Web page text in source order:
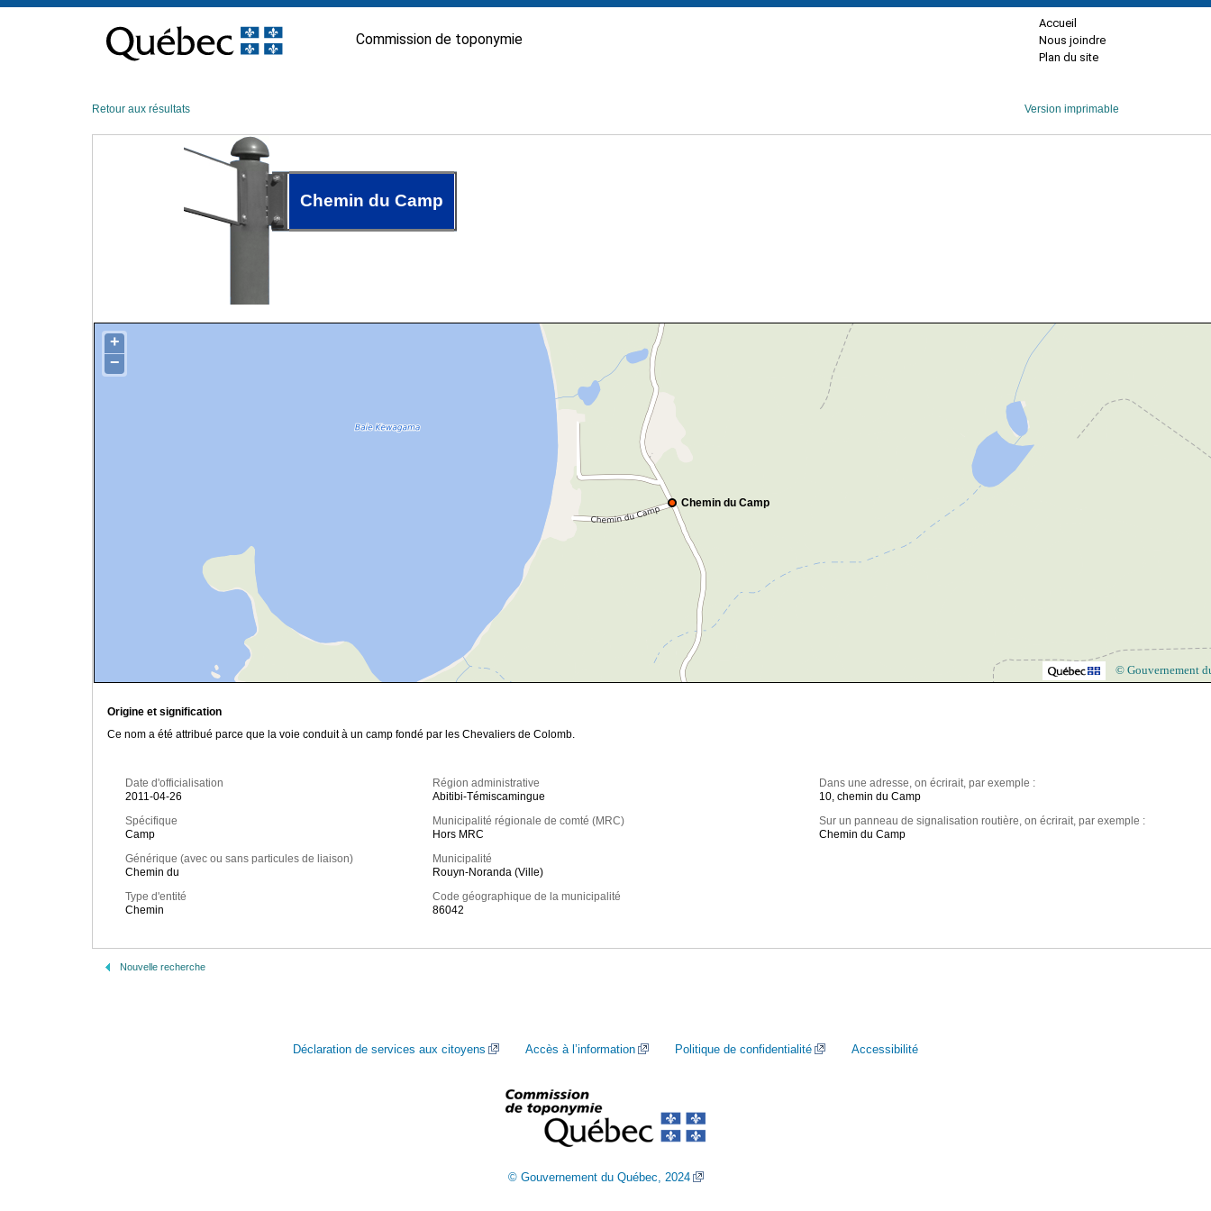
contenu
Commission de toponymie
Accueil
Nous joindre
Plan du site
Retour aux résultats Version imprimable
Chemin du Camp
Chemin du Camp
+
−
© Gouvernement
Origine et signification
Ce nom a été attribué parce que la voie conduit à un camp fondé par les Chevaliers de Colomb.
Date d'officialisation
2011-04-26
Spécifique
Camp
Générique (avec ou sans particules de liaison)
Chemin du
Type d'entité
Chemin
Région administrative
Abitibi-Témiscamingue
Municipalité régionale de comté (MRC)
Hors MRC
Municipalité
Rouyn-Noranda (Ville)
Code géographique de la municipalité
86042
Dans une adresse, on écrirait, par exemple :
10, chemin du Camp
Sur un panneau de signalisation routière, on écrirait, par exemple :
Chemin du Camp
Nouvelle recherche
Déclaration de services aux citoyens Accès à l’information Politique de confidentialité Accessibilité
© Gouvernement du Québec, 2024